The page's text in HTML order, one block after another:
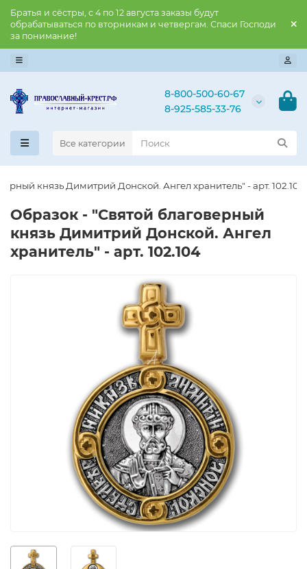
Братья и сёстры, с 4 по 12 августа заказы будут
обрабатываться по вторникам и четвергам. Спаси Господи
за понимание!
8-800-500-60-67
8-925-585-33-76
Все категории
князь Димитрий Донской. Ангел хранитель" - арт. 102.104
Образок - "Святой благоверный
князь Димитрий Донской. Ангел
хранитель" - арт. 102.104